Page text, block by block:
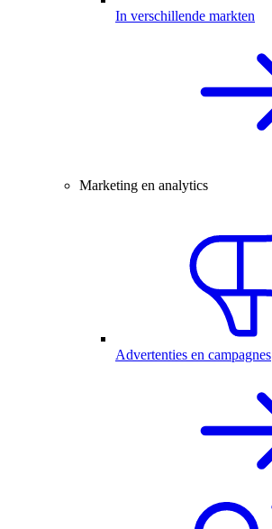
In verschillende markten
Marketing en analytics
Advertenties en campagnes